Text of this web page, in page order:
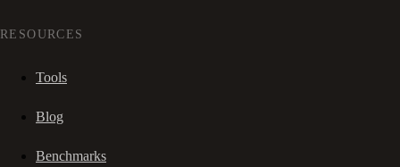
RESOURCES
Tools
Blog
Benchmarks